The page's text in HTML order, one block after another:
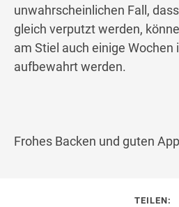
unwahrscheinlichen Fall,
gleich verputzt werden,
am Stiel auch einige
aufbewahrt werden.
Frohes Backen und guten
TEILEN: